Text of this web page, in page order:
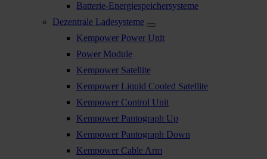
Batterie-Energiespeichersysteme
Dezentrale Ladesysteme
Kempower Power Unit
Power Module
Kempower Satellite
Kempower Liquid Cooled Satellite
Kempower Control Unit
Kempower Pantograph Up
Kempower Pantograph Down
Kempower Cable Arm